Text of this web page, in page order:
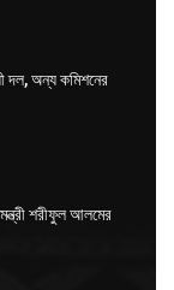
দল, অন্য কমিশনের
শরীফুল আলমের